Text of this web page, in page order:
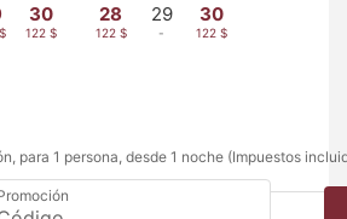
30
122 $
28
122 $
29
-
30
122 $
para 1 persona, desde 1 noche (Impuestos